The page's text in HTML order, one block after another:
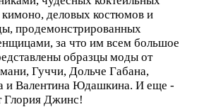
кимоно, деловых костюмов и
продемонстрированных
за что им всем большое
образцы моды от
Гуччи, Дольче Габана,
и Валентина Юдашкина. И еще -
Глория Джинс!